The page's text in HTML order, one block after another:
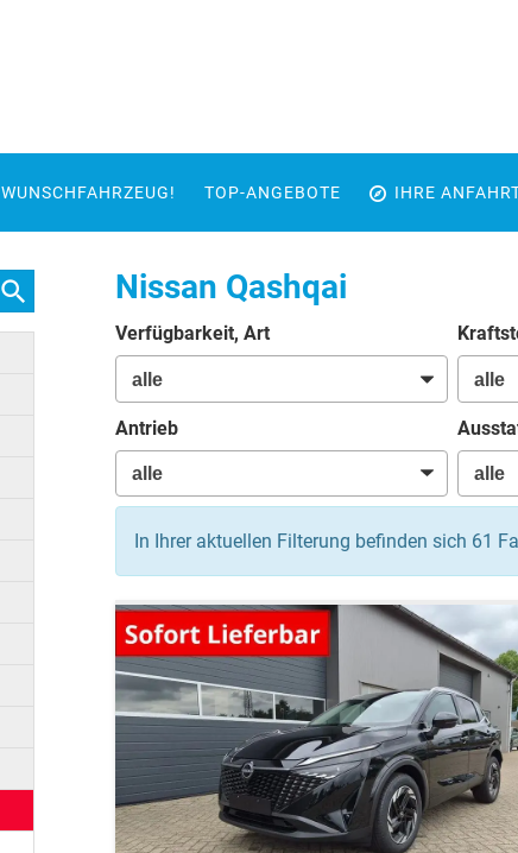
WUNSCHFAHRZEUG! TOP-ANGEBOTE IHRE
Nissan Qashqai
Verfügbarkeit, Art
Antrieb
In Ihrer aktuellen Filterung befinden sich 61